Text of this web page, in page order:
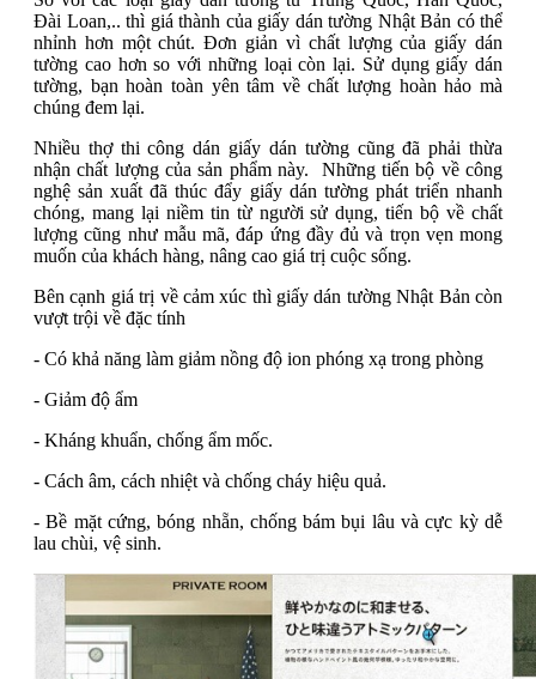
Đài Loan,.. thì giá thành của giấy dán tường Nhật Bản có thể
nhỉnh hơn một chút. Đơn giản vì chất lượng của giấy dán
tường cao hơn so với những loại còn lại. Sử dụng giấy dán
tường, bạn hoàn toàn yên tâm về chất lượng hoàn hảo mà
chúng đem lại.
Nhiều thợ thi công dán giấy dán tường cũng đã phải thừa
nhận chất lượng của sản phẩm này. Những tiến bộ về công
nghệ sản xuất đã thúc đẩy giấy dán tường phát triển nhanh
chóng, mang lại niềm tin từ người sử dụng, tiến bộ về chất
lượng cũng như mẫu mã, đáp ứng đầy đủ và trọn vẹn mong
muốn của khách hàng, nâng cao giá trị cuộc sống.
Bên cạnh giá trị về cảm xúc thì giấy dán tường Nhật Bản còn
vượt trội về đặc tính
- Có khả năng làm giảm nồng độ ion phóng xạ trong phòng
- Giảm độ ẩm
- Kháng khuẩn, chống ẩm mốc.
- Cách âm, cách nhiệt và chống cháy hiệu quả.
- Bề mặt cứng, bóng nhẵn, chống bám bụi lâu và cực kỳ dễ
lau chùi, vệ sinh.